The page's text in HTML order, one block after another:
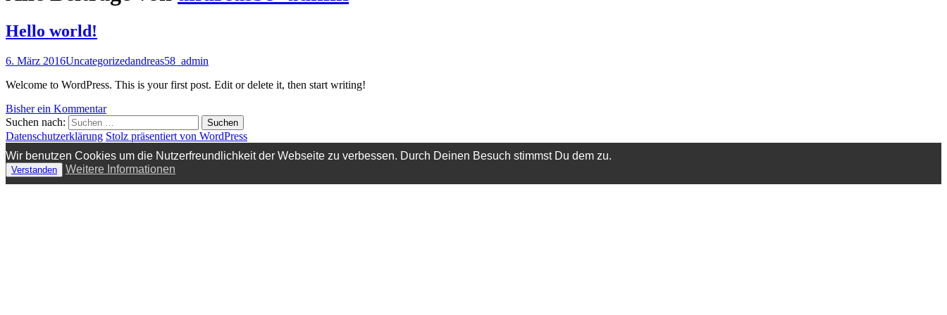
Hello world!
6. März 2016Uncategorizedandreas58_admin
Welcome to WordPress. This is your first post. Edit or delete it, then start writing!
Bisher ein Kommentar
Suchen nach:
Datenschutzerklärung Stolz präsentiert von WordPress
Wir benutzen Cookies um die Nutzerfreundlichkeit der Webseite zu verbessen. Durch Deinen Besuch stimmst Du dem zu.
Verstanden Weitere Informationen